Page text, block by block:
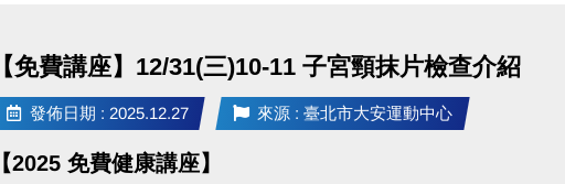
【免費講座】12/31(三)10-11 子宮頸抹片檢查介紹
發佈日期 : 2025.12.27 來源 : 臺北市大安運動中心
【2025 免費健康講座】